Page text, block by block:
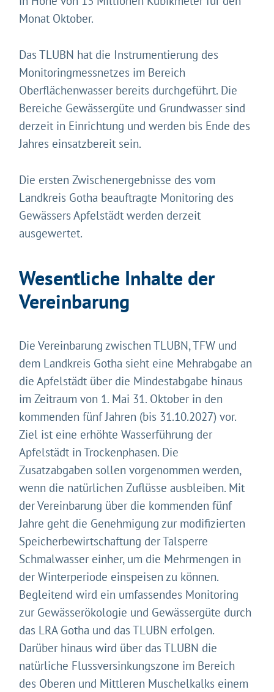
Monat Oktober.
Das TLUBN hat die Instrumentierung des
Monitoringmessnetzes im Bereich
Oberflächenwasser bereits durchgeführt. Die
Bereiche Gewässergüte und Grundwasser sind
derzeit in Einrichtung und werden bis Ende des
Jahres einsatzbereit sein.
Die ersten Zwischenergebnisse des vom
Landkreis Gotha beauftragte Monitoring des
Gewässers Apfelstädt werden derzeit
ausgewertet.
Wesentliche Inhalte der
Vereinbarung
Die Vereinbarung zwischen TLUBN, TFW und
dem Landkreis Gotha sieht eine Mehrabgabe an
die Apfelstädt über die Mindestabgabe hinaus
im Zeitraum von 1. Mai 31. Oktober in den
kommenden fünf Jahren (bis 31.10.2027) vor.
Ziel ist eine erhöhte Wasserführung der
Apfelstädt in Trockenphasen. Die
Zusatzabgaben sollen vorgenommen werden,
wenn die natürlichen Zuflüsse ausbleiben. Mit
der Vereinbarung über die kommenden fünf
Jahre geht die Genehmigung zur modifizierten
Speicherbewirtschaftung der Talsperre
Schmalwasser einher, um die Mehrmengen in
der Winterperiode einspeisen zu können.
Begleitend wird ein umfassendes Monitoring
zur Gewässerökologie und Gewässergüte durch
das LRA Gotha und das TLUBN erfolgen.
Darüber hinaus wird über das TLUBN die
natürliche Flussversinkungszone im Bereich
des Oberen und Mittleren Muschelkalks einem
Gleich geht's los!
Technologien auf unserer Website nutzen. Einige sind
essenziell, Youtube und Matomo helfen uns diese
Website und Ihr Erlebnis zu verbessern.
Impressum &Datenschutz